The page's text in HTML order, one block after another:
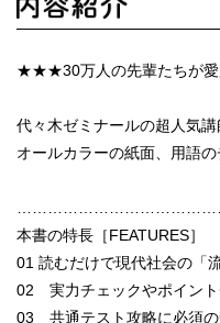
★★★30万人の先輩たちが愛
代々木ゼミナールの超人気
オールカラーの紙面、用語
本書の特長［FEATURES］
01 読むだけで現代社会の「
02 実力チェックやポイント
03 共通テスト攻略に必須の